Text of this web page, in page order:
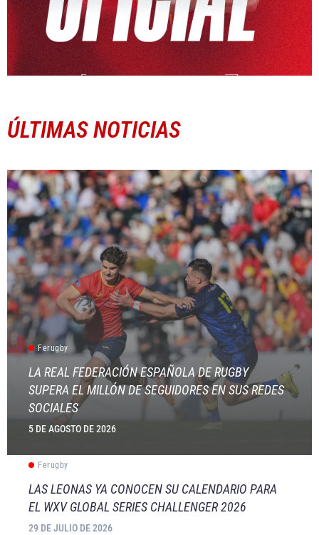
ÚLTIMAS NOTICIAS
Ferugby
LA REAL FEDERACIÓN ESPAÑOLA DE RUGBY
SUPERA EL MILLÓN DE SEGUIDORES EN SUS REDES
SOCIALES
5 DE AGOSTO DE 2026
Ferugby
LAS LEONAS YA CONOCEN SU CALENDARIO PARA
EL WXV GLOBAL SERIES CHALLENGER 2026
29 DE JULIO DE 2026